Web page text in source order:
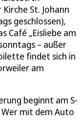
St. Johann
geschlossen),
Café „Eisliebe am
– außer
findet sich in
am
beginnt am S-
Wer mit dem Auto